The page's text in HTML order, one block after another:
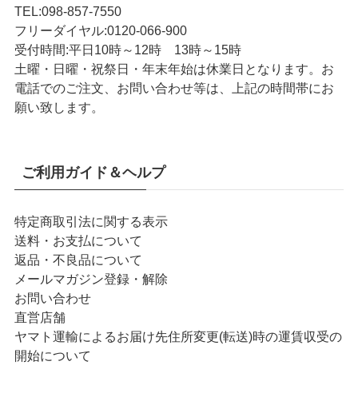
TEL:098-857-7550
フリーダイヤル:0120-066-900
受付時間:平日10時～12時 13時～15時
土曜・日曜・祝祭日・年末年始は休業日となります。お
電話でのご注文、お問い合わせ等は、上記の時間帯にお
願い致します。
ご利用ガイド＆ヘルプ
特定商取引法に関する表示
送料・お支払について
返品・不良品について
メールマガジン登録・解除
お問い合わせ
直営店舗
ヤマト運輸によるお届け先住所変更(転送)時の運賃収受の
開始について